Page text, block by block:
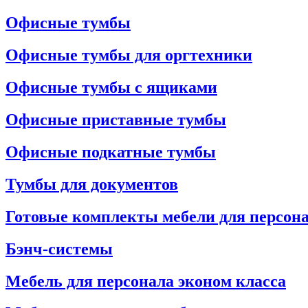
Офисные тумбы
Офисные тумбы для оргтехники
Офисные тумбы с ящиками
Офисные приставные тумбы
Офисные подкатные тумбы
Тумбы для документов
Готовые комплекты мебели для
Бэнч-системы
Мебель для персонала эконом класса